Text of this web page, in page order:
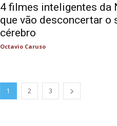
4 filmes inteligentes da
que vão desconcertar o
cérebro
Octavio Caruso
1 2 3